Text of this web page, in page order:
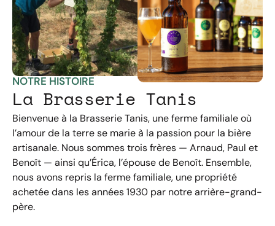
NOTRE HISTOIRE
La Brasserie Tanis
Bienvenue à la Brasserie Tanis, une ferme familiale où
l’amour de la terre se marie à la passion pour la bière
artisanale. Nous sommes trois frères — Arnaud, Paul et
Benoît — ainsi qu’Érica, l’épouse de Benoît. Ensemble,
nous avons repris la ferme familiale, une propriété
achetée dans les années 1930 par notre arrière-grand-
père.